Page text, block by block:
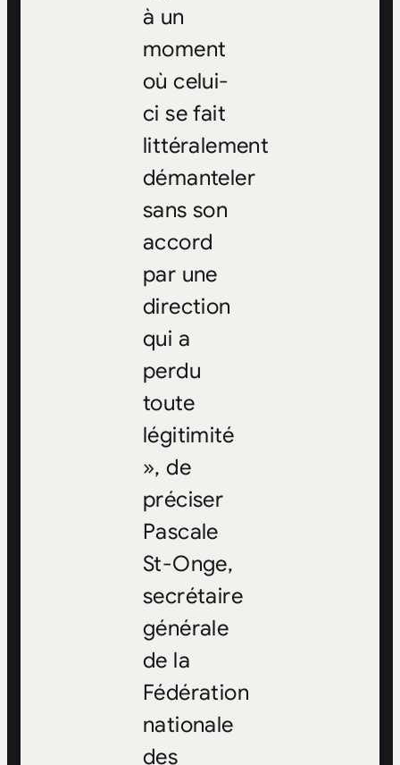
à un
moment
où celui-
ci se fait
littéralement
démanteler
sans son
accord
par une
direction
qui a
perdu
toute
légitimité
», de
préciser
Pascale
St-Onge,
secrétaire
générale
de la
Fédération
nationale
des